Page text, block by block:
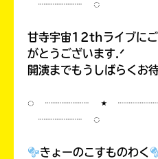
┈┈┈┈ ◌
甘寺宇宙12thライブにご
がとうございます.ᐟ
開演までもうしばらくお
◌ ┈┈┈┈ ⋆
┈┈┈┈ ◌
きょーのこすものわく